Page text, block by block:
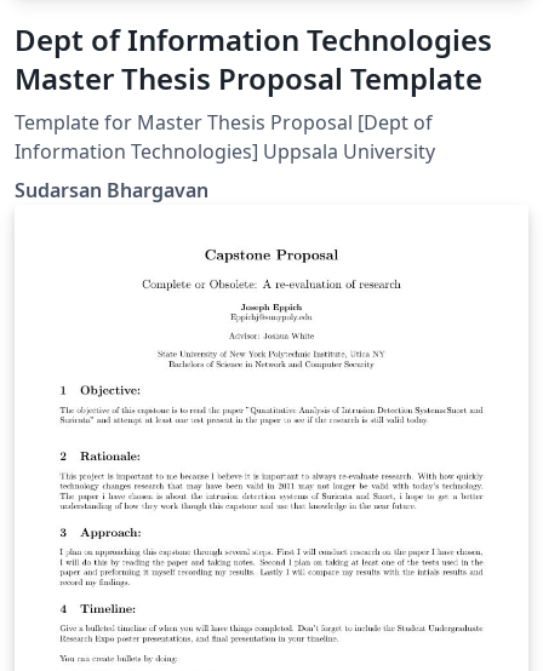
Dept of Information Technologies
Master Thesis Proposal Template
Template for Master Thesis Proposal [Dept of
Information Technologies] Uppsala University
Sudarsan Bhargavan